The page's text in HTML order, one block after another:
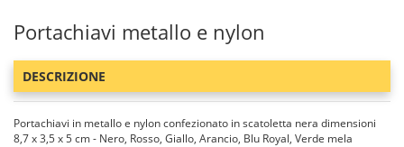
Portachiavi metallo e nylon
DESCRIZIONE
Portachiavi in metallo e nylon confezionato in scatoletta nera dimensioni
8,7 x 3,5 x 5 cm - Nero, Rosso, Giallo, Arancio, Blu Royal, Verde mela